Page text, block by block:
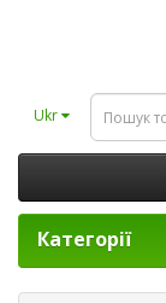
Ukr
Категорії